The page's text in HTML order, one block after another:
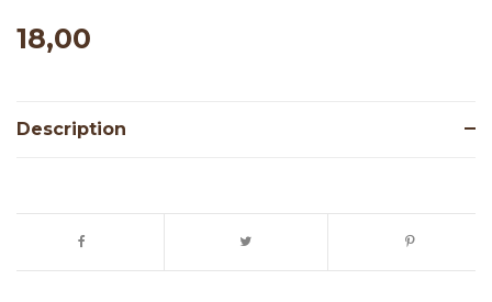
18,00
Description